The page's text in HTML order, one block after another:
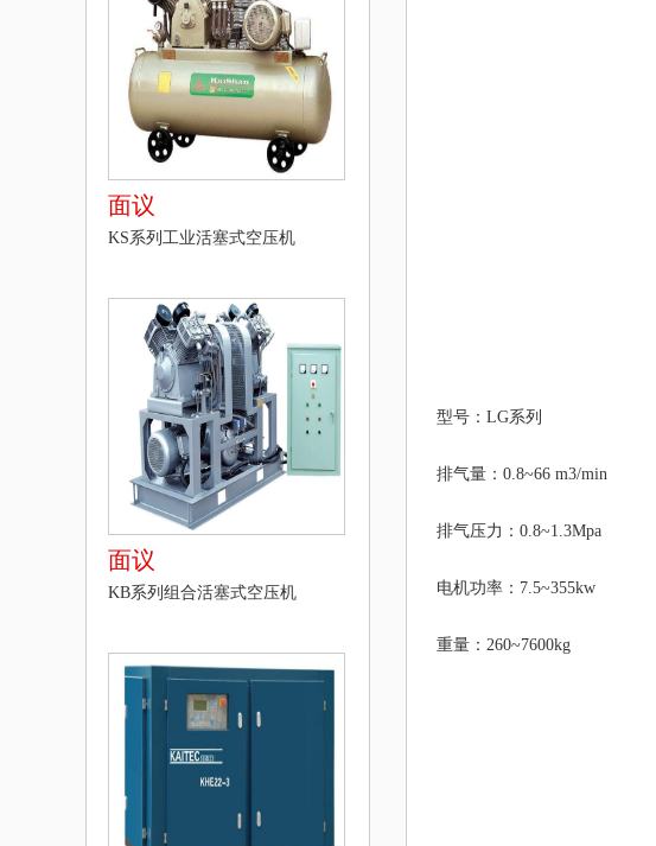
面议
KS系列工业活塞式空压机
面议
KB系列组合活塞式空压机
型号： LG系列
排气量： 0.8~66 m3/min
排气压力： 0.8~1.3Mpa
电机功率： 7.5~355kw
重量： 260~7600kg